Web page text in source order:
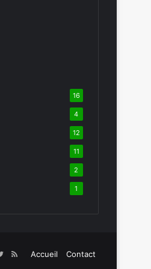
16
4
12
11
2
1
Accueil Contact